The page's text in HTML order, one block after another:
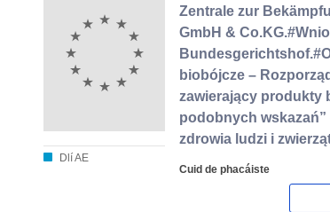
Dlí AE
Zentrale zur
GmbH &
biobójcze –
zawierający produkty
podobnych
zdrowia ludzi i
Cuid de phacáiste